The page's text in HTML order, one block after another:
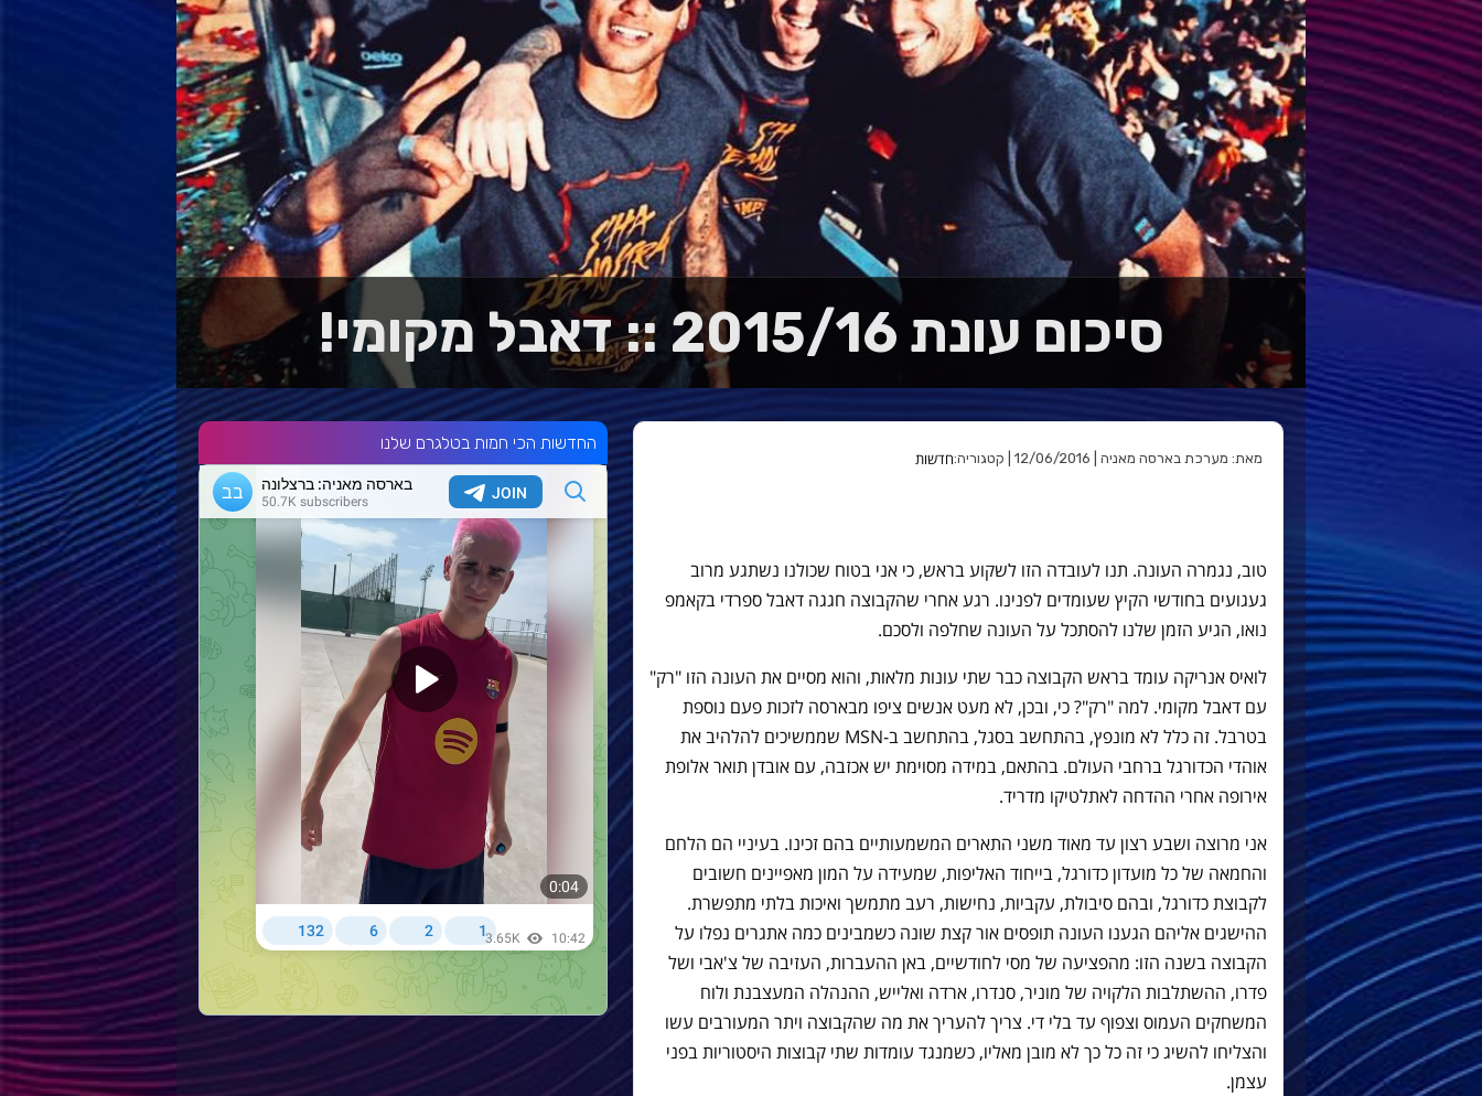
סיכום עונת 2015/16 :: דאבל מקומי!
מאת: מערכת בארסה מאניה | 12/06/2016 | קטגוריה: חדשות
טוב, נגמרה העונה. תנו לעובדה הזו לשקוע בראש, כי אני בטוח שכולנו נשתגע מרוב
געגועים בחודשי הקיץ שעומדים לפנינו. רגע אחרי שהקבוצה חגגה דאבל ספרדי בקאמפ
נואו, הגיע הזמן שלנו להסתכל על העונה שחלפה ולסכם.
לואיס אנריקה עומד בראש הקבוצה כבר שתי עונות מלאות, והוא מסיים את העונה הזו "רק"
עם דאבל מקומי. למה "רק"? כי, ובכן, לא מעט אנשים ציפו מבארסה לזכות פעם נוספת
בטרבל. זה כלל לא מונפץ, בהתחשב בסגל, בהתחשב ב-MSN שממשיכים להלהיב את
אוהדי הכדורגל ברחבי העולם. בהתאם, במידה מסוימת יש אכזבה, עם אובדן תואר אלופת
אירופה אחרי ההדחה לאתלטיקו מדריד.
אני מרוצה ושבע רצון עד מאוד משני התארים המשמעותיים בהם זכינו. בעיניי הם הלחם
והחמאה של כל מועדון כדורגל, בייחוד האליפות, שמעידה על המון מאפיינים חשובים
לקבוצת כדורגל, ובהם סיבולת, עקביות, נחישות, רעב מתמשך ואיכות בלתי מתפשרת.
ההישגים אליהם הגענו העונה תופסים אור קצת שונה כשמבינים כמה אתגרים נפלו על
הקבוצה בשנה הזו: מהפציעה של מסי לחודשיים, באן ההעברות, העזיבה של צ'אבי ושל
פדרו, ההשתלבות הלקויה של מוניר, סנדרו, ארדה ואלייש, ההנהלה המעצבנת ולוח
המשחקים העמוס וצפוף עד בלי די. צריך להעריך את מה שהקבוצה ויתר המעורבים עשו
והצליחו להשיג כי זה כל כך לא מובן מאליו, כשמנגד עומדות שתי קבוצות היסטוריות בפני
עצמן.
החדשות הכי חמות בטלגרם שלנו